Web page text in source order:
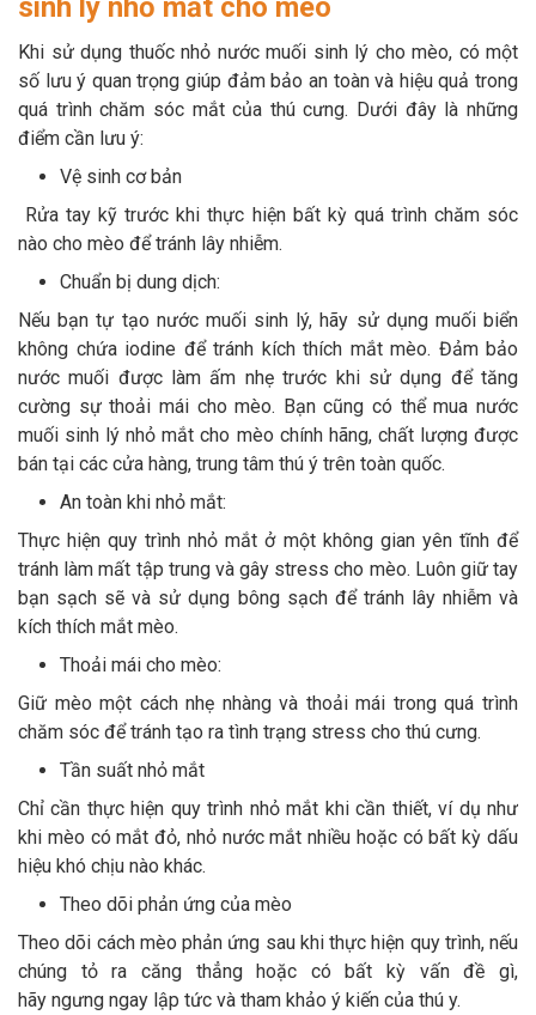
sinh lý nhỏ mắt cho mèo
Khi sử dụng thuốc nhỏ nước muối sinh lý cho mèo, có một
số lưu ý quan trọng giúp đảm bảo an toàn và hiệu quả trong
quá trình chăm sóc mắt của thú cưng. Dưới đây là những
điểm cần lưu ý:
Vệ sinh cơ bản
Rửa tay kỹ trước khi thực hiện bất kỳ quá trình chăm sóc
nào cho mèo để tránh lây nhiễm.
Chuẩn bị dung dịch:
Nếu bạn tự tạo nước muối sinh lý, hãy sử dụng muối biển
không chứa iodine để tránh kích thích mắt mèo. Đảm bảo
nước muối được làm ấm nhẹ trước khi sử dụng để tăng
cường sự thoải mái cho mèo. Bạn cũng có thể mua nước
muối sinh lý nhỏ mắt cho mèo chính hãng, chất lượng được
bán tại các cửa hàng, trung tâm thú ý trên toàn quốc.
An toàn khi nhỏ mắt:
Thực hiện quy trình nhỏ mắt ở một không gian yên tĩnh để
tránh làm mất tập trung và gây stress cho mèo. Luôn giữ tay
bạn sạch sẽ và sử dụng bông sạch để tránh lây nhiễm và
kích thích mắt mèo.
Thoải mái cho mèo:
Giữ mèo một cách nhẹ nhàng và thoải mái trong quá trình
chăm sóc để tránh tạo ra tình trạng stress cho thú cưng.
Tần suất nhỏ mắt
Chỉ cần thực hiện quy trình nhỏ mắt khi cần thiết, ví dụ như
khi mèo có mắt đỏ, nhỏ nước mắt nhiều hoặc có bất kỳ dấu
hiệu khó chịu nào khác.
Theo dõi phản ứng của mèo
Theo dõi cách mèo phản ứng sau khi thực hiện quy trình, nếu
chúng tỏ ra căng thẳng hoặc có bất kỳ vấn đề gì,
hãy ngưng ngay lập tức và tham khảo ý kiến của thú y.